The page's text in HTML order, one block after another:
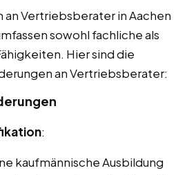
an Vertriebsberater in Aachen
sowohl fachliche als
Hier sind die
an Vertriebsberater:
:
kaufmännische Ausbildung